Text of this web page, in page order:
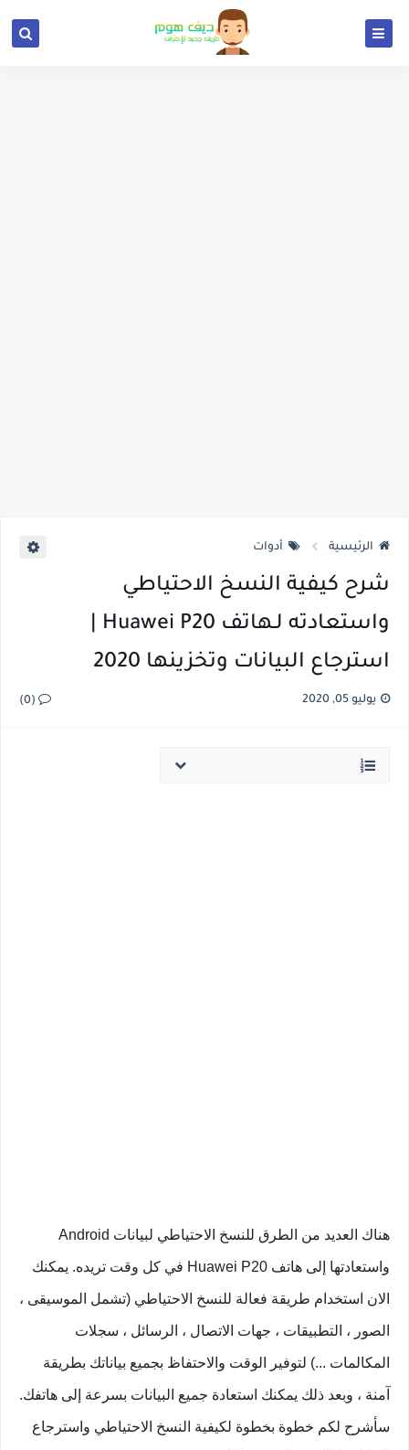
الرئيسية أدوات
شرح كيفية النسخ الاحتياطي
استرجاع البيانات وتخزينها 2020
يوليو 05, 2020 (0)
هناك العديد من الطرق للنسخ الاحتياطي لبيانات Android
واستعادتها إلى هاتف Huawei P20 في كل وقت تريده. يمكنك
الان استخدام طريقة فعالة للنسخ الاحتياطي (تشمل الموسيقى ،
الصور ، التطبيقات ، جهات الاتصال ، الرسائل ، سجلات
المكالمات ...) لتوفير الوقت والاحتفاظ بجميع بياناتك بطريقة
آمنة ، وبعد ذلك يمكنك استعادة جميع البيانات بسرعة إلى هاتفك.
سأشرح لكم خطوة بخطوة لكيفية النسخ الاحتياطي واسترجاع